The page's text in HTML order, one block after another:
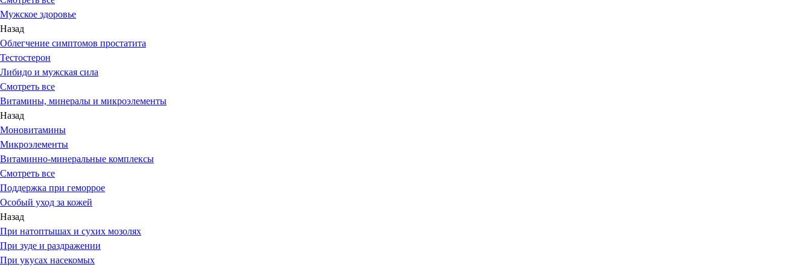
Мужское здоровье
Назад
Облегчение симптомов простатита
Тестостерон
Либидо и мужская сила
Смотреть все
Витамины, минералы и микроэлементы
Назад
Моновитамины
Микроэлементы
Витаминно-минеральные комплексы
Смотреть все
Поддержка при геморрое
Особый уход за кожей
Назад
При натоптышах и сухих мозолях
При зуде и раздражении
При укусах насекомых